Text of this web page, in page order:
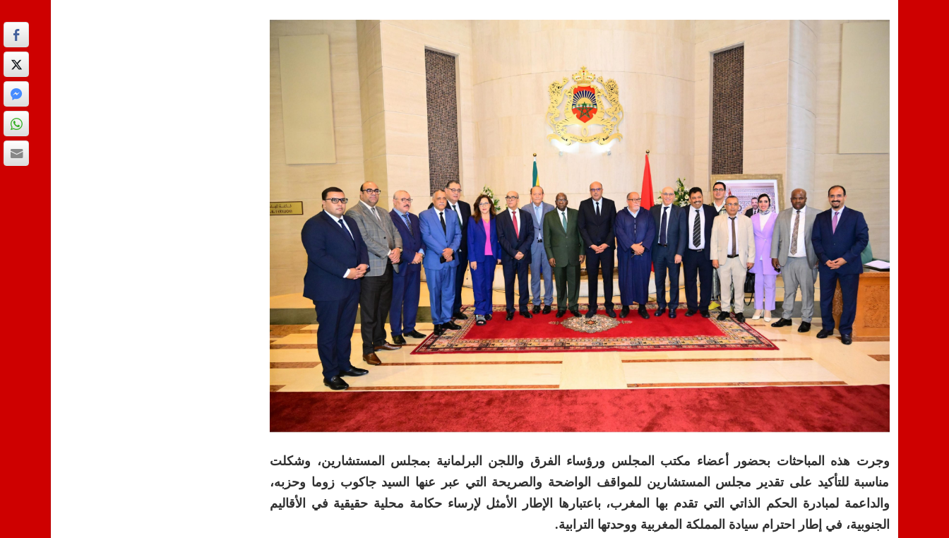
وجرت هذه المباحثات بحضور أعضاء مكتب المجلس ورؤساء الفرق واللجن البرلمانية بمجلس المستشارين، وشكلت
مناسبة للتأكيد على تقدير مجلس المستشارين للمواقف الواضحة والصريحة التي عبر عنها السيد جاكوب زوما وحزبه،
والداعمة لمبادرة الحكم الذاتي التي تقدم بها المغرب، باعتبارها الإطار الأمثل لإرساء حكامة محلية حقيقية في الأقاليم
الجنوبية، في إطار احترام سيادة المملكة المغربية ووحدتها الترابية.